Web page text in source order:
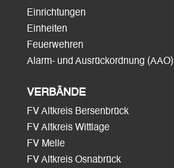
Einrichtungen
Einheiten
Feuerwehren
Alarm- und Ausrückordnung (AAO)
VERBÄNDE
FV Altkreis Bersenbrück
FV Altkreis Wittlage
FV Melle
FV Altkreis Osnabrück